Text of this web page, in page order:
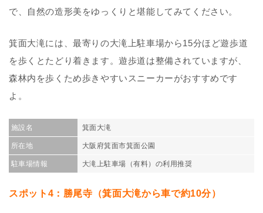
で、自然の造形美をゆっくりと堪能してみてください。
箕面大滝には、最寄りの大滝上駐車場から15分ほど遊歩道
を歩くとたどり着きます。遊歩道は整備されていますが、
森林内を歩くため歩きやすいスニーカーがおすすめです
よ。
施設名 箕面大滝
所在地 大阪府箕面市箕面公園
駐車場情報 大滝上駐車場（有料）の利用推奨
スポット4：勝尾寺（箕面大滝から車で約10分）